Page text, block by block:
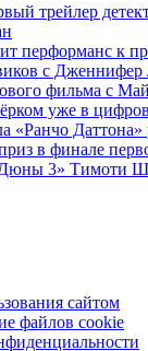
трейлер
перформанс к
с Дженнифер
фильма с
уже в
«Ранчо
в финале
3» Тимоти
сайтом
файлов cookie